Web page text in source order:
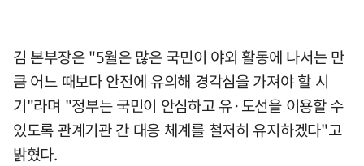
김 본부장은 "5월은 많은 국민이 야외 활동에 나서는 만
큼 어느 때보다 안전에 유의해 경각심을 가져야 할 시
기"라며 "정부는 국민이 안심하고 유·도선을 이용할 수
있도록 관계기관 간 대응 체계를 철저히 유지하겠다"고
밝혔다.